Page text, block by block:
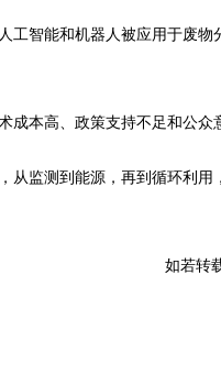
工智能和机器人被应用于废
成本高、政策支持不足和公
从监测到能源，再到循环利
如若转